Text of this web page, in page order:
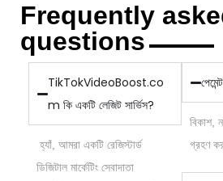
Frequently
questions
TikTokVideoBoost.co
m কি একটি লেজিট সার্ভিস?
হ্যাঁ, আমরা একটি রেজিস্টার্ড
ডিজিটাল মার্কেটিং সেবাদাতা
বিকাশ,
গ্রহণ